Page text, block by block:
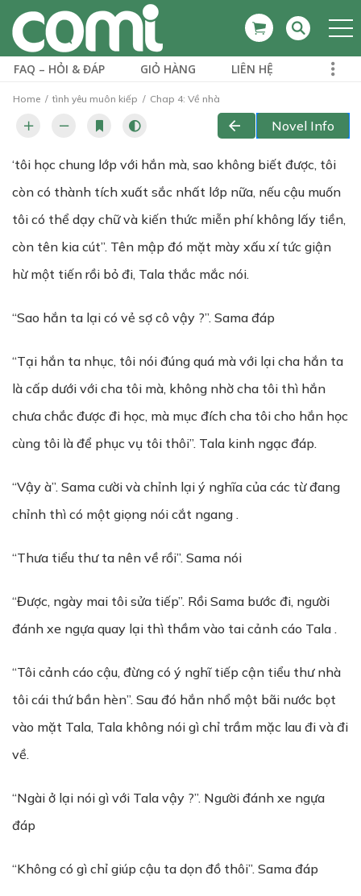
FAQ – HỎI & ĐÁP GIỎ HÀNG LIÊN HỆ
Home tình yêu muôn kiếp Chap 4: Về nhà
Novel Info
‘tôi học chung lớp với hắn mà, sao không biết được, tôi
còn có thành tích xuất sắc nhất lớp nữa, nếu cậu muốn
tôi có thể dạy chữ và kiến thức miễn phí không lấy tiền,
còn tên kia cút”. Tên mập đó mặt mày xấu xí tức giận
hừ một tiến rồi bỏ đi, Tala thắc mắc nói.
“Sao hắn ta lại có vẻ sợ cô vậy ?”. Sama đáp
“Tại hắn ta nhục, tôi nói đúng quá mà với lại cha hắn ta
là cấp dưới với cha tôi mà, không nhờ cha tôi thì hắn
chưa chắc được đi học, mà mục đích cha tôi cho hắn học
cùng tôi là để phục vụ tôi thôi”. Tala kinh ngạc đáp.
“Vậy à”. Sama cười và chỉnh lại ý nghĩa của các từ đang
chỉnh thì có một giọng nói cắt ngang .
“Thưa tiểu thư ta nên về rồi”. Sama nói
“Được, ngày mai tôi sửa tiếp”. Rồi Sama bước đi, người
đánh xe ngựa quay lại thì thầm vào tai cảnh cáo Tala .
“Tôi cảnh cáo cậu, đừng có ý nghĩ tiếp cận tiểu thư nhà
tôi cái thứ bần hèn”. Sau đó hắn nhổ một bãi nước bọt
vào mặt Tala, Tala không nói gì chỉ trầm mặc lau đi và đi
về.
“Ngài ở lại nói gì với Tala vậy ?”. Người đánh xe ngựa
đáp
“Không có gì chỉ giúp cậu ta dọn đồ thôi”. Sama đáp